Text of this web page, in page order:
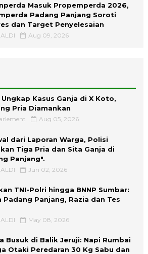
Masuk Propemperda 2026,
Padang Panjang Soroti
dan Target Penyelesaian
Aug 09, 2026
Kasus Ganja di X Koto,
Pria Diamankan
Aug 05, 2026
dari Laporan Warga, Polisi
Tiga Pria dan Sita Ganja di
Panjang".
Jun 02, 2026
TNI-Polri hingga BNNP Sumbar:
Padang Panjang, Razia dan Tes
May 08, 2026
Busuk di Balik Jeruji: Napi Rumbai
Otaki Peredaran 30 Kg Sabu dan